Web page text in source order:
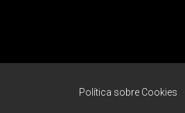
Política sobre Cookies